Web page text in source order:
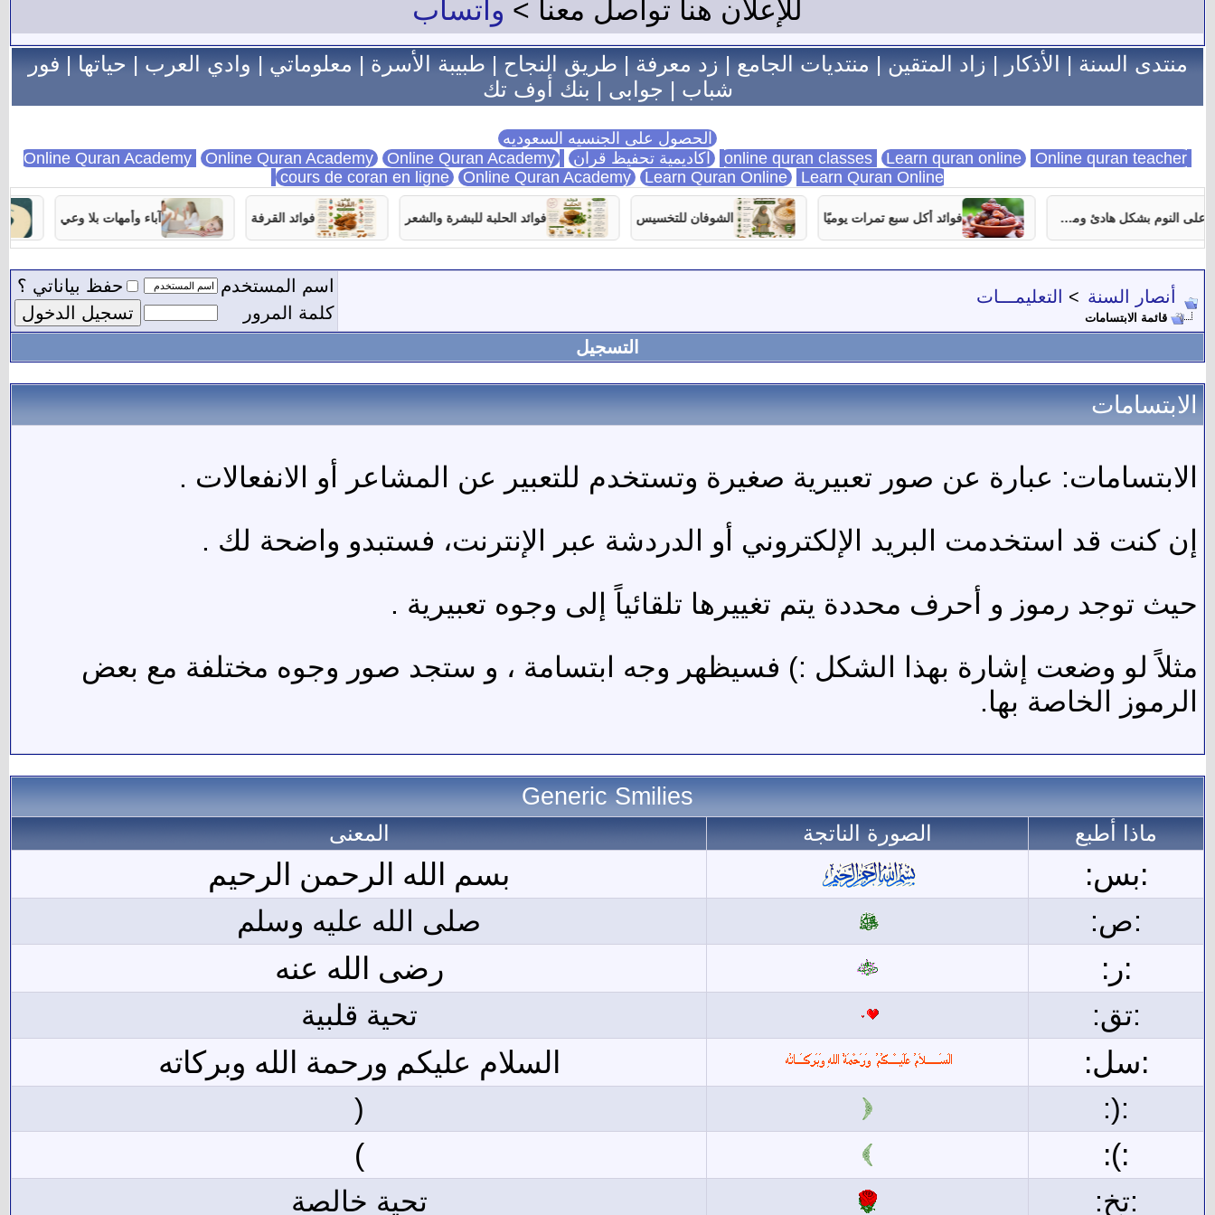
للإعلان هنا تواصل معنا > واتساب
منتدى السنة|الأذكار|زاد المتقين|منتديات الجامع|زد معرفة|طريق النجاح|طبيبة الأسرة|معلوماتي|وادي العرب|حياتها|فور
شباب | جوابى | بنك أوف تك
الحصول على الجنسيه السعوديه
Learn quran online Online quran teacher اكاديمية تحفيظ قران Online Quran Academy Online Quran Academy
cours de coran en ligne Online Quran Academy Learn Quran Online Learn Quran Online
آباء وأمهات بلا وعي فوائد القرفة فوائد الحلبة للبشرة والشعر الشوفان للتخسيس فوائد أكل سبع تمرات يوميًا 7 نصائح تساعدك على النوم بشكل هادئ ومستمر
أنصار السنة > التعليمـــات
قائمة الابتسامات
اسم المستخدم
حفظ بياناتي ؟
كلمة المرور
التسجيل
الابتسامات
الابتسامات: عبارة عن صور تعبيرية صغيرة وتستخدم للتعبير عن المشاعر أو الانفعالات .
إن كنت قد استخدمت البريد الإلكتروني أو الدردشة عبر الإنترنت، فستبدو واضحة لك .
حيث توجد رموز و أحرف محددة يتم تغييرها تلقائياً إلى وجوه تعبيرية .
مثلاً لو وضعت إشارة بهذا الشكل :) فسيظهر وجه ابتسامة ، و ستجد صور وجوه مختلفة مع بعض
الرموز الخاصة بها.
Generic Smilies
ماذا أطبع الصورة الناتجة المعنى
:بس: بسم الله الرحمن الرحيم
:ص: صلى الله عليه وسلم
:ر: رضى الله عنه
:تق: تحية قلبية
:سل: السلام عليكم ورحمة الله وبركاته
:(:
(
:):
)
:تخ: تحية خالصة